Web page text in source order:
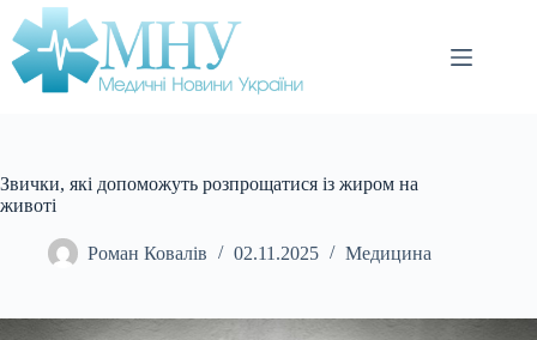
Перейти
до
вмісту
Звички, які допоможуть розпрощатися із жиром на
животі
Роман Ковалів 02.11.2025 Медицина